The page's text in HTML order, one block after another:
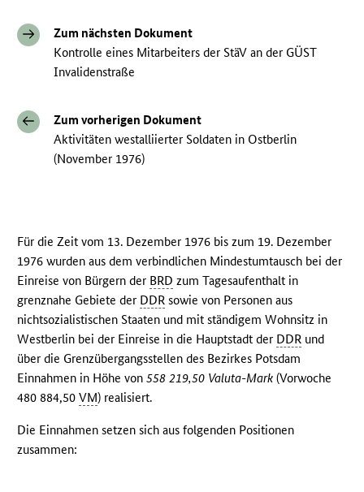
Zum nächsten Dokument
Kontrolle eines Mitarbeiters der StäV an der GÜST
Invalidenstraße
Zum vorherigen Dokument
Aktivitäten westalliierter Soldaten in Ostberlin
(November 1976)
Für die Zeit vom 13. Dezember 1976 bis zum 19. Dezember
1976 wurden aus dem verbindlichen Mindestumtausch bei der
Einreise von Bürgern der BRD zum Tagesaufenthalt in
grenznahe Gebiete der DDR sowie von Personen aus
nichtsozialistischen Staaten und mit ständigem Wohnsitz in
Westberlin bei der Einreise in die Hauptstadt der DDR und
über die Grenzübergangsstellen des Bezirkes Potsdam
Einnahmen in Höhe von558 219,50 Valuta-Mark (Vorwoche
480 884,50VM) realisiert.
Die Einnahmen setzen sich aus folgenden Positionen
zusammen: